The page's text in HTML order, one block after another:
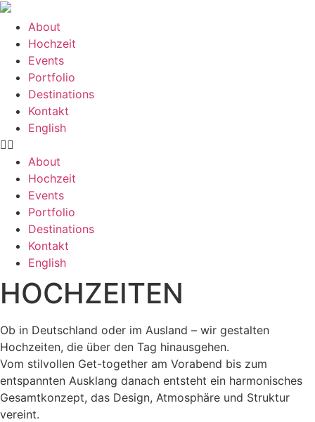
Zum
Inhalt
springen
About
Hochzeit
Events
Portfolio
Destinations
Kontakt
English
About
Hochzeit
Events
Portfolio
Destinations
Kontakt
English
HOCHZEITEN​
Ob in Deutschland oder im Ausland – wir gestalten
Hochzeiten, die über den Tag hinausgehen.
Vom stilvollen Get-together am Vorabend bis zum
entspannten Ausklang danach entsteht ein harmonisches
Gesamtkonzept, das Design, Atmosphäre und Struktur
vereint.